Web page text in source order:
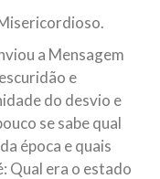
Al-Hussein
Diante da
quarto Imam dos
Ibn Ali Ibn Abi Táleb
a Mensagem
e
do desvio e
se sabe qual
época e quais
Qual era o estado